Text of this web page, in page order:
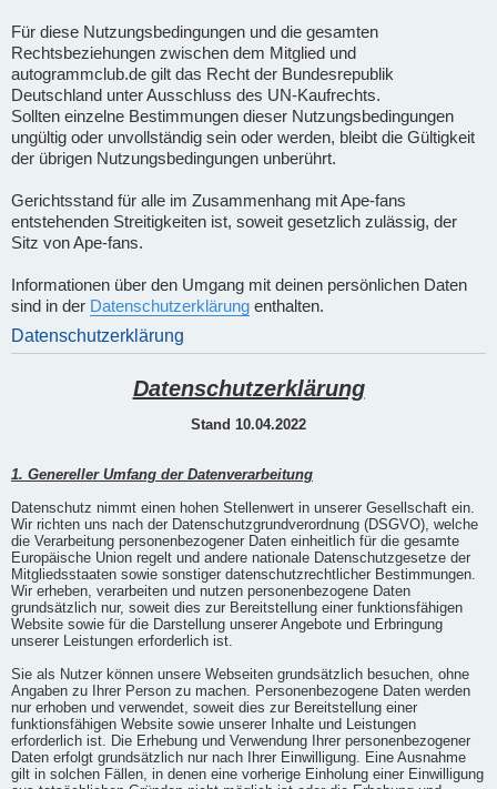
Für diese Nutzungsbedingungen und die gesamten
Rechtsbeziehungen zwischen dem Mitglied und
autogrammclub.de gilt das Recht der Bundesrepublik
Deutschland unter Ausschluss des UN-Kaufrechts.
Sollten einzelne Bestimmungen dieser Nutzungsbedingungen
ungültig oder unvollständig sein oder werden, bleibt die Gültigkeit
der übrigen Nutzungsbedingungen unberührt.
Gerichtsstand für alle im Zusammenhang mit Ape-fans
entstehenden Streitigkeiten ist, soweit gesetzlich zulässig, der
Sitz von Ape-fans.
Informationen über den Umgang mit deinen persönlichen Daten
sind in der Datenschutzerklärung enthalten.
Datenschutzerklärung
Datenschutzerklärung
Stand 10.04.2022
1. Genereller Umfang der Datenverarbeitung
Datenschutz nimmt einen hohen Stellenwert in unserer Gesellschaft ein.
Wir richten uns nach der Datenschutzgrundverordnung (DSGVO), welche
die Verarbeitung personenbezogener Daten einheitlich für die gesamte
Europäische Union regelt und andere nationale Datenschutzgesetze der
Mitgliedsstaaten sowie sonstiger datenschutzrechtlicher Bestimmungen.
Wir erheben, verarbeiten und nutzen personenbezogene Daten
grundsätzlich nur, soweit dies zur Bereitstellung einer funktionsfähigen
Website sowie für die Darstellung unserer Angebote und Erbringung
unserer Leistungen erforderlich ist.
Sie als Nutzer können unsere Webseiten grundsätzlich besuchen, ohne
Angaben zu Ihrer Person zu machen. Personenbezogene Daten werden
nur erhoben und verwendet, soweit dies zur Bereitstellung einer
funktionsfähigen Website sowie unserer Inhalte und Leistungen
erforderlich ist. Die Erhebung und Verwendung Ihrer personenbezogener
Daten erfolgt grundsätzlich nur nach Ihrer Einwilligung. Eine Ausnahme
gilt in solchen Fällen, in denen eine vorherige Einholung einer Einwilligung